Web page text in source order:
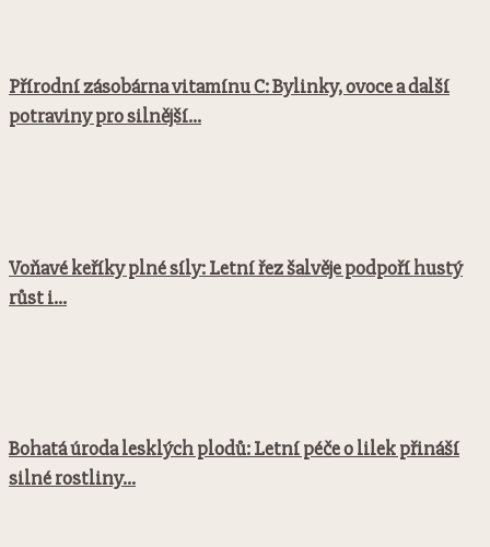
Přírodní zásobárna vitamínu C: Bylinky, ovoce a další
potraviny pro silnější...
Voňavé keříky plné síly: Letní řez šalvěje podpoří hustý
růst i...
Bohatá úroda lesklých plodů: Letní péče o lilek přináší
silné rostliny...